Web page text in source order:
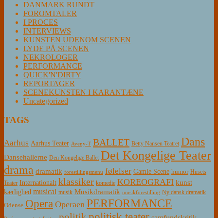
DANMARK RUNDT
FOROMTALER
I PROCES
INTERVIEWS
KUNSTEN UDENOM SCENEN
LYDE PÅ SCENEN
NEKROLOGER
PERFORMANCE
QUICK'N'DIRTY
REPORTAGER
SCENEKUNSTEN I KARANTÆNE
Uncategorized
TAGS
Aarhus Aarhus Teater Aveny-T BALLET Betty Nansen Teatret Dans
Dansehallerne Den Kongelige Ballet Det Kongelige Teater
drama dramatik forestillingsmenu følelser Gamle Scene humor Husets
Teater Internationalt klassiker komedie KOREOGRAFI kunst
kærlighed musical musik Musikdramatik musikforestilling Ny dansk dramatik
Odense Opera Operaen PERFORMANCE